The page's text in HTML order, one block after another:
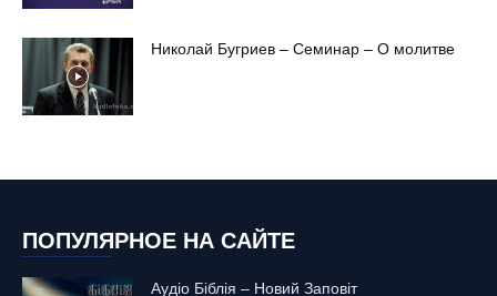
Николай Бугриев – Семинар – О молитве
ПОПУЛЯРНОЕ НА САЙТЕ
Аудіо Біблія – Новий Заповіт